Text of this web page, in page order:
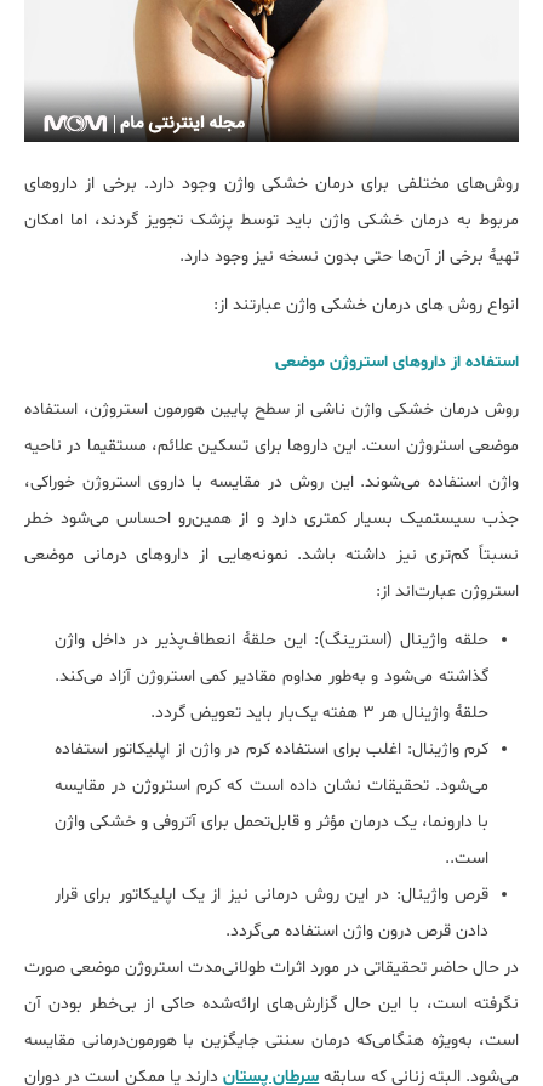
روش‌های مختلفی برای درمان خشکی واژن وجود دارد. برخی از داروهای
مربوط به درمان خشکی واژن باید توسط پزشک تجویز گردند، اما امکان
تهیهٔ برخی از آن‌ها حتی بدون نسخه نیز وجود دارد.
انواع روش های درمان خشکی واژن عبارتند از:
استفاده از داروهای استروژن موضعی
روش درمان خشکی واژن ناشی از سطح پایین هورمون استروژن، استفاده
موضعی استروژن است. این داروها برای تسکین علائم، مستقیما در ناحیه
واژن استفاده می‌شوند. این روش در مقایسه با داروی استروژن خوراکی،
جذب سیستمیک بسیار کمتری دارد و از همین‌رو احساس می‌شود خطر
نسبتاً کم‌تری نیز داشته باشد. نمونه‌هایی از داروهای درمانی موضعی
استروژن عبارت‌اند از:
حلقه واژینال (استرینگ): این حلقهٔ انعطاف‌پذیر در داخل واژن
گذاشته می‌شود و به‌طور مداوم مقادیر کمی استروژن آزاد می‌کند.
حلقهٔ واژینال هر ۳ هفته یک‌بار باید تعویض گردد.
کرم واژینال: اغلب برای استفاده کرم در واژن از اپلیکاتور استفاده
می‌شود. تحقیقات نشان داده است که کرم استروژن در مقایسه
با دارونما، یک درمان مؤثر و قابل‌تحمل برای آتروفی و خشکی واژن
است..
قرص واژینال: در این روش درمانی نیز از یک اپلیکاتور برای قرار
دادن قرص درون واژن استفاده می‌گردد.
در حال حاضر تحقیقاتی در مورد اثرات طولانی‌مدت استروژن موضعی صورت
نگرفته است، با این حال گزارش‌های ارائه‌شده حاکی از بی‌خطر بودن آن
است، به‌ویژه هنگامی‌که درمان سنتی جایگزین با هورمون‌درمانی مقایسه
می‌شود. البته زنانی که سابقهسرطان پستان دارند یا ممکن است در دوران